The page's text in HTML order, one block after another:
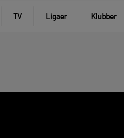
TV Ligaer Klubber